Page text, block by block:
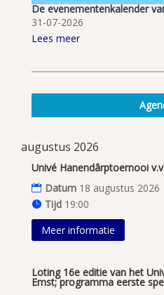
De evenementenkalender
31-07-2026
Lees meer
augustus 2026
Univé Hanendârptoernooi
Datum 18 augustus 2026
Tijd 19:00
Meer informatie
Loting 16e editie van het
Emst; programma eerste